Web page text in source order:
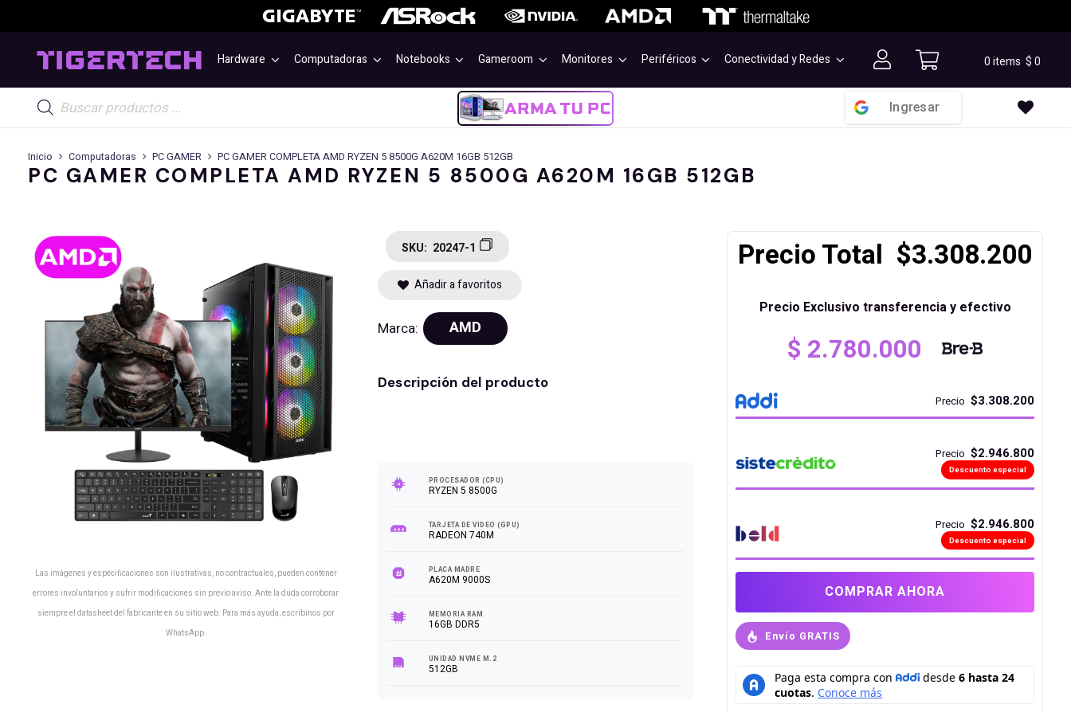
Hardware Computadoras Notebooks Gameroom Monitores Periféricos Conectividad y Redes 0 items $0
Búsqueda
de
productos
Ingresar
Inicio Computadoras PC GAMER PC GAMER COMPLETA AMD RYZEN 5 8500G A620M 16GB 512GB
PC GAMER COMPLETA AMD RYZEN 5 8500G A620M 16GB 512GB
Las imágenes y especificaciones son ilustrativas, no contractuales, pueden contener
errores involuntarios y sufrir modificaciones sin previo aviso. Ante la duda corroborar
siempre el datasheet del fabricante en su sitio web. Para más ayuda, escribinos por
WhatsApp.
SKU: 20247-1
Añadir a favoritos
Marca: AMD
Descripción del producto
PROCESADOR (CPU)
RYZEN 5 8500G
TARJETA DE VIDEO (GPU)
RADEON 740M
PLACA MADRE
A620M 9000S
MEMORIA RAM
16GB DDR5
UNIDAD NVME M.2
512GB
Precio Total $3.308.200
Precio Exclusivo transferencia y efectivo
$ 2.780.000
Precio $3.308.200
Precio $2.946.800
Descuento especial
Precio $2.946.800
Descuento especial
COMPRAR AHORA
Envío GRATIS